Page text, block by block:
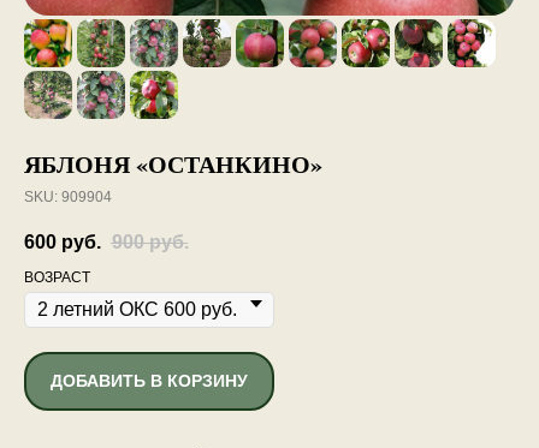
ЯБЛОНЯ «ОСТАНКИНО»
SKU: 909904
600 руб. 900 руб.
ВОЗРАСТ
ДОБАВИТЬ В КОРЗИНУ